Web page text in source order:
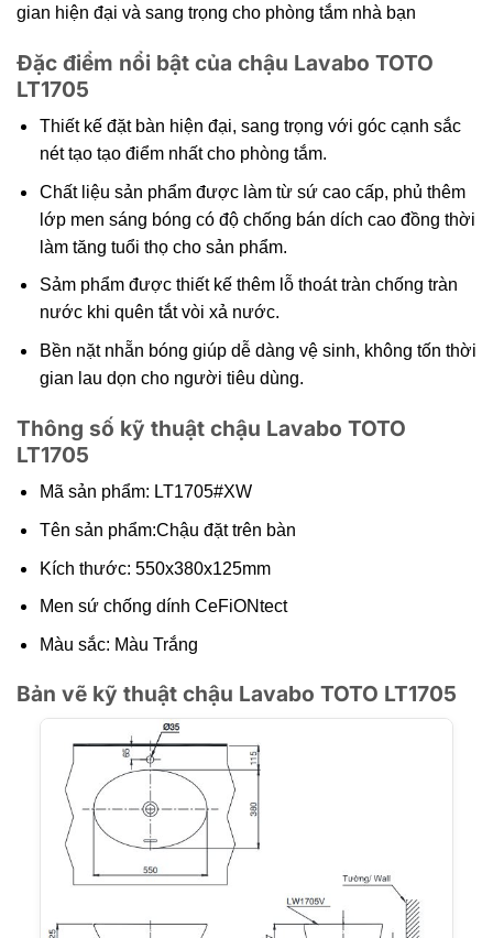
gian hiện đại và sang trọng cho phòng tắm nhà bạn
Đặc điểm nổi bật của chậu Lavabo TOTO
LT1705
Thiết kế đặt bàn hiện đại, sang trọng với góc cạnh sắc
nét tạo tạo điểm nhất cho phòng tắm.
Chất liệu sản phẩm được làm từ sứ cao cấp, phủ thêm
lớp men sáng bóng có độ chống bán dích cao đồng thời
làm tăng tuổi thọ cho sản phẩm.
Sảm phẩm được thiết kế thêm lỗ thoát tràn chống tràn
nước khi quên tắt vòi xả nước.
Bền nặt nhẵn bóng giúp dễ dàng vệ sinh, không tốn thời
gian lau dọn cho người tiêu dùng.
Thông số kỹ thuật chậu Lavabo TOTO
LT1705
Mã sản phẩm: LT1705#XW
Tên sản phẩm:Chậu đặt trên bàn
Kích thước: 550x380x125mm
Men sứ chống dính CeFiONtect
Màu sắc: Màu Trắng
Bản vẽ kỹ thuật chậu Lavabo TOTO LT1705